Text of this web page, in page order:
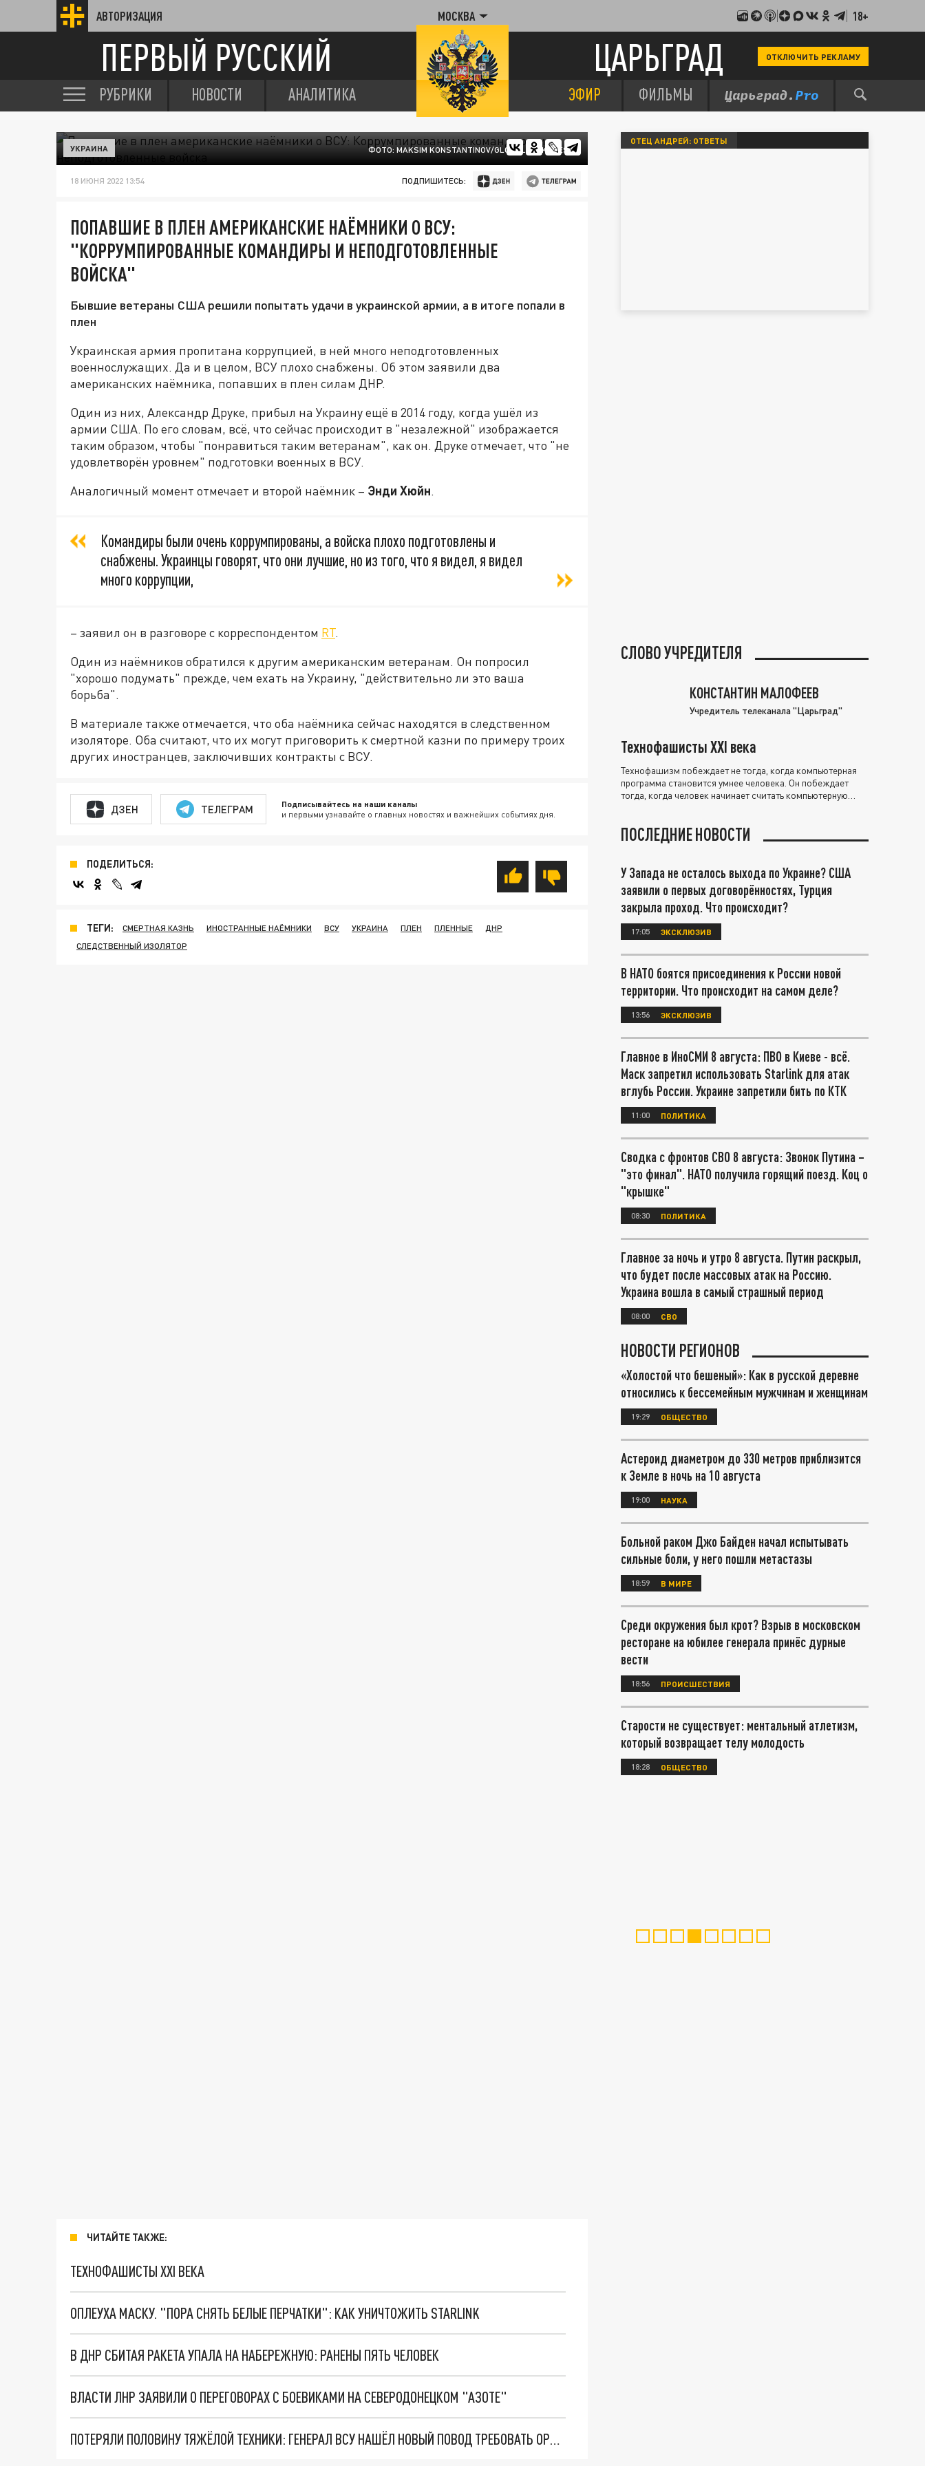
АВТОРИЗАЦИЯ МОСКВА 18+
ПЕРВЫЙ РУССКИЙ ЦАРЬГРАД ОТКЛЮЧИТЬ РЕКЛАМУ
РУБРИКИ НОВОСТИ АНАЛИТИКА ЭФИР ФИЛЬМЫ
ФОТО: MAKSIM KONSTANTINOV/GLOBALLOOKPRESS
УКРАИНА
18 ИЮНЯ 2022 13:54 ПОДПИШИТЕСЬ:
ПОПАВШИЕ В ПЛЕН АМЕРИКАНСКИЕ НАЁМНИКИ О ВСУ:
"КОРРУМПИРОВАННЫЕ КОМАНДИРЫ И НЕПОДГОТОВЛЕННЫЕ
ВОЙСКА"
Бывшие ветераны США решили попытать удачи в украинской армии, а в итоге попали в
плен
Украинская армия пропитана коррупцией, в ней много неподготовленных
военнослужащих. Да и в целом, ВСУ плохо снабжены. Об этом заявили два
американских наёмника, попавших в плен силам ДНР.
Один из них, Александр Друке, прибыл на Украину ещё в 2014 году, когда ушёл из
армии США. По его словам, всё, что сейчас происходит в "незалежной" изображается
таким образом, чтобы "понравиться таким ветеранам", как он. Друке отмечает, что "не
удовлетворён уровнем" подготовки военных в ВСУ.
Аналогичный момент отмечает и второй наёмник – Энди Хюйн.
Командиры были очень коррумпированы, а войска плохо подготовлены и
снабжены. Украинцы говорят, что они лучшие, но из того, что я видел, я видел
много коррупции,
– заявил он в разговоре с корреспондентом RT.
Один из наёмников обратился к другим американским ветеранам. Он попросил
"хорошо подумать" прежде, чем ехать на Украину, "действительно ли это ваша
борьба".
В материале также отмечается, что оба наёмника сейчас находятся в следственном
изоляторе. Оба считают, что их могут приговорить к смертной казни по примеру троих
других иностранцев, заключивших контракты с ВСУ.
ДЗЕН ТЕЛЕГРАМ Подписывайтесь на наши каналы
и первыми узнавайте о главных новостях и важнейших событиях дня.
ПОДЕЛИТЬСЯ:
ТЕГИ: СМЕРТНАЯ КАЗНЬ ИНОСТРАННЫЕ НАЁМНИКИ ВСУ УКРАИНА ПЛЕН ПЛЕННЫЕ
ДНР
СЛЕДСТВЕННЫЙ ИЗОЛЯТОР
ЧИТАЙТЕ ТАКЖЕ:
ТЕХНОФАШИСТЫ XXI ВЕКА
ОПЛЕУХА МАСКУ. "ПОРА СНЯТЬ БЕЛЫЕ ПЕРЧАТКИ": КАК УНИЧТОЖИТЬ STARLINK
В ДНР СБИТАЯ РАКЕТА УПАЛА НА НАБЕРЕЖНУЮ: РАНЕНЫ ПЯТЬ ЧЕЛОВЕК
ВЛАСТИ ЛНР ЗАЯВИЛИ О ПЕРЕГОВОРАХ С БОЕВИКАМИ НА СЕВЕРОДОНЕЦКОМ "АЗОТЕ"
ПОТЕРЯЛИ ПОЛОВИНУ ТЯЖЁЛОЙ ТЕХНИКИ: ГЕНЕРАЛ ВСУ НАШЁЛ НОВЫЙ ПОВОД ТРЕБОВАТЬ ОРУЖИЕ У ЗАПАДА
ОТЕЦ АНДРЕЙ: ОТВЕТЫ
СЛОВО УЧРЕДИТЕЛЯ
КОНСТАНТИН МАЛОФЕЕВ
Учредитель телеканала "Царьград"
Технофашисты XXI века
Технофашизм побеждает не тогда, когда компьютерная
программа становится умнее человека. Он побеждает
тогда, когда человек начинает считать компьютерную
ПОСЛЕДНИЕ НОВОСТИ
У Запада не осталось выхода по Украине? США
заявили о первых договорённостях, Турция
закрыла проход. Что происходит?
17:05 ЭКСКЛЮЗИВ
В НАТО боятся присоединения к России новой
территории. Что происходит на самом деле?
13:56 ЭКСКЛЮЗИВ
Главное в ИноСМИ 8 августа: ПВО в Киеве - всё.
Маск запретил использовать Starlink для атак
вглубь России. Украине запретили бить по КТК
11:00 ПОЛИТИКА
Сводка с фронтов СВО 8 августа: Звонок Путина –
"это финал". НАТО получила горящий поезд. Коц о
"крышке"
08:30 ПОЛИТИКА
Главное за ночь и утро 8 августа. Путин раскрыл,
что будет после массовых атак на Россию.
Украина вошла в самый страшный период
08:00 СВО
НОВОСТИ РЕГИОНОВ
«Холостой что бешеный»: Как в русской деревне
относились к бессемейным мужчинам и женщинам
19:29 ОБЩЕСТВО
Астероид диаметром до 330 метров приблизится
к Земле в ночь на 10 августа
19:00 НАУКА
Больной раком Джо Байден начал испытывать
сильные боли, у него пошли метастазы
18:59 В МИРЕ
Среди окружения был крот? Взрыв в московском
ресторане на юбилее генерала принёс дурные
вести
18:56 ПРОИСШЕСТВИЯ
Старости не существует: ментальный атлетизм,
который возвращает телу молодость
18:28 ОБЩЕСТВО